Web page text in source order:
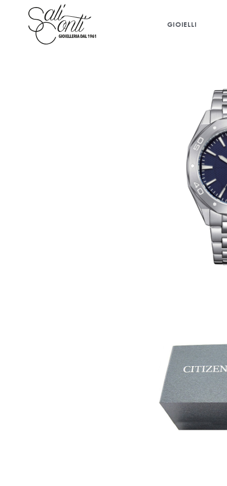
GIOIELLI